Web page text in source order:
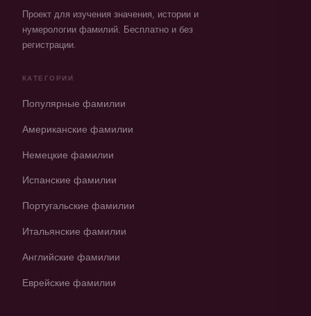
Проект для изучения значения, истории и
нумерологии фамилий. Бесплатно и без
регистрации.
КАТЕГОРИИ
Популярные фамилии
Американские фамилии
Немецкие фамилии
Испанские фамилии
Португальские фамилии
Итальянские фамилии
Английские фамилии
Еврейские фамилии